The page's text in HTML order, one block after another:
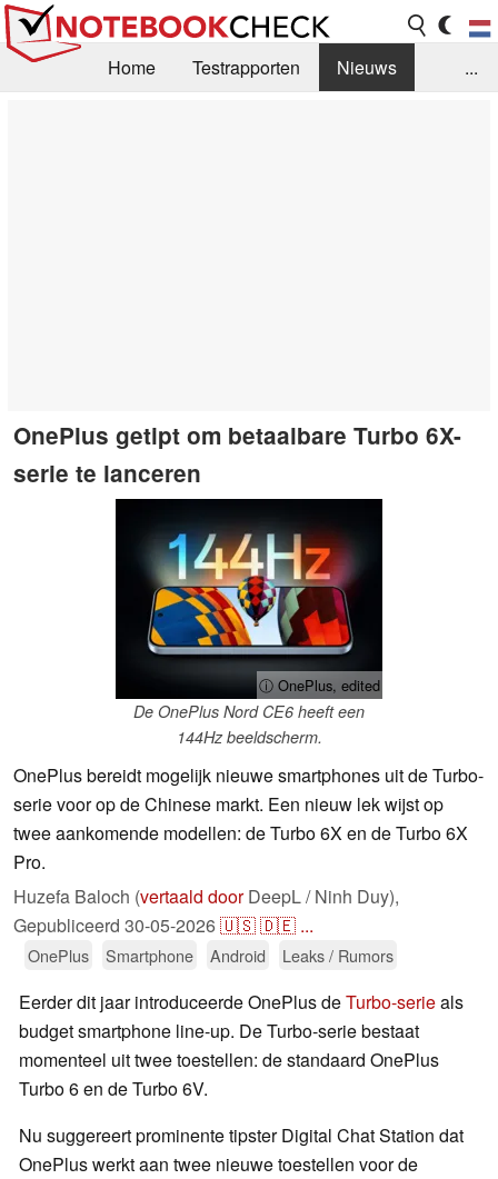
Home Testrapporten
Nieuws
...
OnePlus getipt om betaalbare Turbo 6X-
serie te lanceren
ⓘ OnePlus, edited
De OnePlus Nord CE6 heeft een
144Hz beeldscherm.
OnePlus bereidt mogelijk nieuwe smartphones uit de Turbo-
serie voor op de Chinese markt. Een nieuw lek wijst op
twee aankomende modellen: de Turbo 6X en de Turbo 6X
Pro.
Huzefa Baloch (vertaald doorDeepL / Ninh Duy),
Gepubliceerd 30-05-2026🇺🇸🇩🇪 ...
OnePlus Smartphone Android Leaks / Rumors
Eerder dit jaar introduceerde OnePlus deTurbo-serieals
budget smartphone line-up. De Turbo-serie bestaat
momenteel uit twee toestellen: de standaard OnePlus
Turbo 6 en de Turbo 6V.
Nu suggereert prominente tipster Digital Chat Station dat
OnePlus werkt aan twee nieuwe toestellen voor de